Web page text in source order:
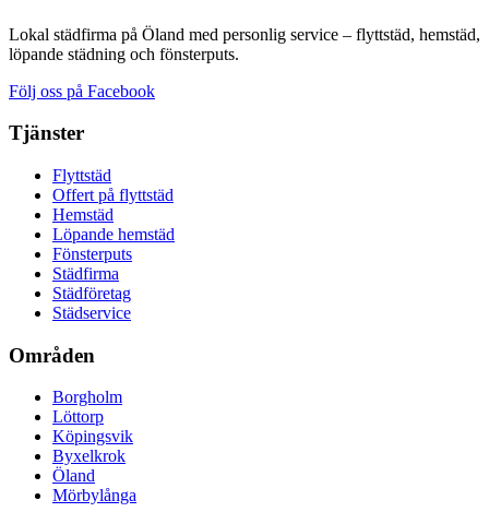
Lokal städfirma på Öland med personlig service – flyttstäd, hemstäd,
löpande städning och fönsterputs.
Följ oss på Facebook
Tjänster
Flyttstäd
Offert på flyttstäd
Hemstäd
Löpande hemstäd
Fönsterputs
Städfirma
Städföretag
Städservice
Områden
Borgholm
Löttorp
Köpingsvik
Byxelkrok
Öland
Mörbylånga